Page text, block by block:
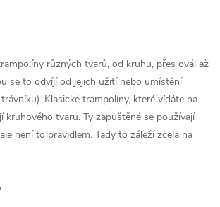
různých tvarů, od kruhu, přes ovál až
se to odvíjí od jejich užití nebo umístění
Klasické trampolíny, které vídáte na
kruhového tvaru. Ty zapuštěné se používají
není to pravidlem. Tady to záleží zcela na